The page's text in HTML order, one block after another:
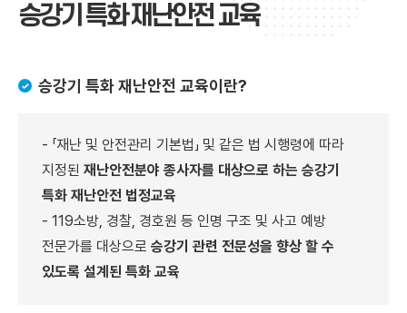
승강기 특화 재난안전 교육
승강기 특화 재난안전 교육이란?
- 「재난 및 안전관리 기본법」 및 같은 법 시행령에 따라
지정된 재난안전분야 종사자를 대상으로 하는 승강기
특화 재난안전 법정교육
- 119소방, 경찰, 경호원 등 인명 구조 및 사고 예방
전문가를 대상으로 승강기 관련 전문성을 향상 할 수
있도록 설계된 특화 교육